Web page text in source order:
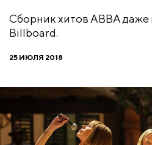
Сборник хитов ABBA даже
Billboard.
25 ИЮЛЯ 2018